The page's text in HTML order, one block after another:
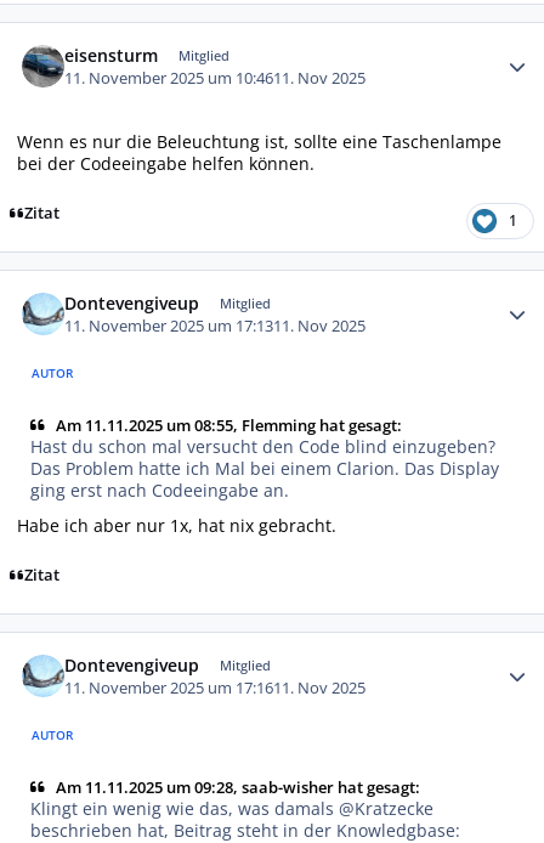
eisensturm Mitglied
11. November 2025 um 10:4611. Nov 2025
Wenn es nur die Beleuchtung ist, sollte eine Taschenlampe
bei der Codeeingabe helfen können.
Zitat 1
Dontevengiveup Mitglied
11. November 2025 um 17:1311. Nov 2025
AUTOR
Am 11.11.2025 um 08:55, Flemming hat gesagt:
Hast du schon mal versucht den Code blind einzugeben?
Das Problem hatte ich Mal bei einem Clarion. Das Display
ging erst nach Codeeingabe an.
Habe ich aber nur 1x, hat nix gebracht.
Zitat
Dontevengiveup Mitglied
11. November 2025 um 17:1611. Nov 2025
AUTOR
Am 11.11.2025 um 09:28, saab-wisher hat gesagt:
Klingt ein wenig wie das, was damals @Kratzecke
beschrieben hat, Beitrag steht in der Knowledgbase: